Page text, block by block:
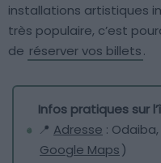
installations artistiques
très populaire, c’est
de réserver vos billets.
Infos pratiques sur
📍 Adresse :
Google Maps)